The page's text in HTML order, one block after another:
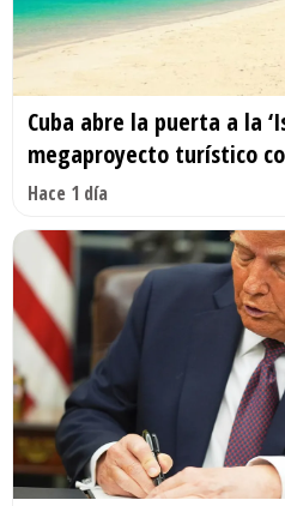
Cuba abre la puerta a la
megaproyecto turístico
Hace 1 día